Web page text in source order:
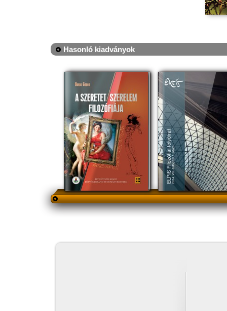
Hasonló kiadványok